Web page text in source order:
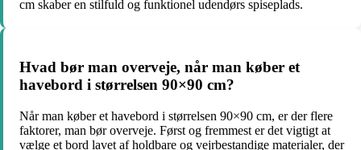
cm skaber en stilfuld og funktionel udendørs spiseplads.
Hvad bør man overveje, når man køber et
havebord i størrelsen 90×90 cm?
Når man køber et havebord i størrelsen 90×90 cm, er der flere
faktorer, man bør overveje. Først og fremmest er det vigtigt at
vælge et bord lavet af holdbare og vejrbestandige materialer, der